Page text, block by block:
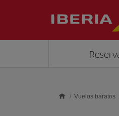
Vuelos baratos